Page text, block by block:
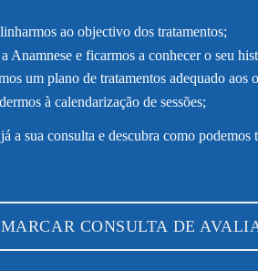
ao objectivo dos tratamentos;
Anamnese e ficarmos a conhecer o seu
um plano de tratamentos adequado aos
à calendarização de sessões;
a sua consulta e descubra como podemos
MARCAR CONSULTA DE